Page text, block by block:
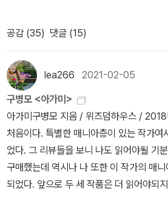
부르는 것조차 두려웠던 거예요. 한 번 제
이름을 부르는 순간, 그 한 음절이 혈관을
아저씨는 분명 바다 깊이 궁전에 사는 인어
녀가 준 약을 먹고 두 다리가 생긴 거지. 인
다리를 얻은 걸까? 그러면 역시 언젠가는
에 부서져버릴까?- P217
기예보의 날씨가 잘 맞는 것 같습니다. 날
에는 실내생활의 시간이 길어지는 편이지
자가 늘어서 더 그래요. 오후엔 조금 답답
고 와야겠다고 생각했습니다만, 그러는 사
습니다. 오늘의 일몰 시간은 5시 18분, 그
직 바깥이 밤처럼 보이지는 않지만, 한 10
거예요. 낮에 햇볕을 많이 보는 게 좋다고
것 좋지 않다고 하니까 차단제를 쓰더라도,
에 잠깐 산책을 하고오는 게 좋을 것 같긴
시간이 생각보다 많지 않고, 그리고 조금
합니다. 그런 면에서는 여름에 반소매 입
공감 (35) 댓글 (15)
lea266 2021-02-05
구병모 <아가미>
아가미구병모 지음 / 위즈덤하우스 /
처음이다. 특별한 매니아층이 있는 작가여
었다. 그 리뷰들을 보니 나도 읽어야될 기
구매했는데 역시나 나 또한 이 작가의 매
되었다. 앞으로 두 세 작품은 더 읽어야되